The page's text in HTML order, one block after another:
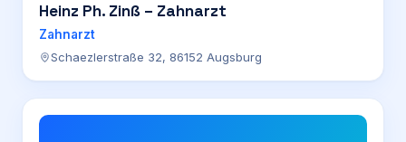
Heinz Ph. Zinß – Zahnarzt
Zahnarzt
Schaezlerstraße 32, 86152 Augsburg